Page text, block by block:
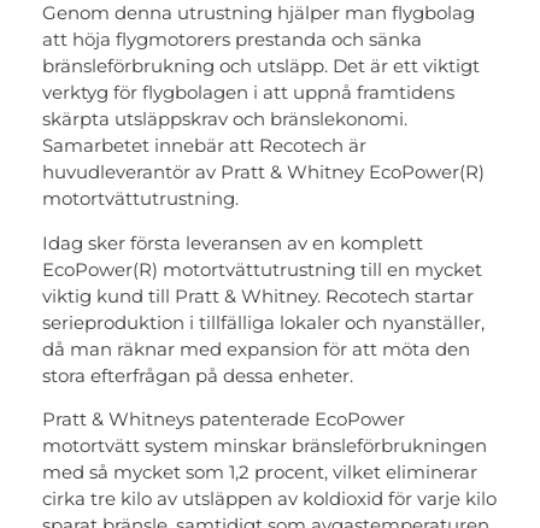
Genom denna utrustning hjälper man flygbolag
att höja flygmotorers prestanda och sänka
bränsleförbrukning och utsläpp. Det är ett viktigt
verktyg för flygbolagen i att uppnå framtidens
skärpta utsläppskrav och bränslekonomi.
Samarbetet innebär att Recotech är
huvudleverantör av Pratt & Whitney EcoPower(R)
motortvättutrustning.
Idag sker första leveransen av en komplett
EcoPower(R) motortvättutrustning till en mycket
viktig kund till Pratt & Whitney. Recotech startar
serieproduktion i tillfälliga lokaler och nyanställer,
då man räknar med expansion för att möta den
stora efterfrågan på dessa enheter.
Pratt & Whitneys patenterade EcoPower
motortvätt system minskar bränsleförbrukningen
med så mycket som 1,2 procent, vilket eliminerar
cirka tre kilo av utsläppen av koldioxid för varje kilo